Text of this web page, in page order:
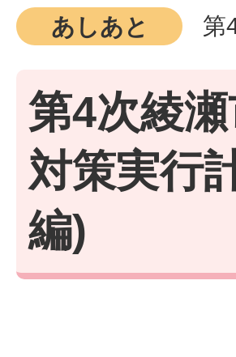
あしあと
第
第4次綾
対策実行
編)